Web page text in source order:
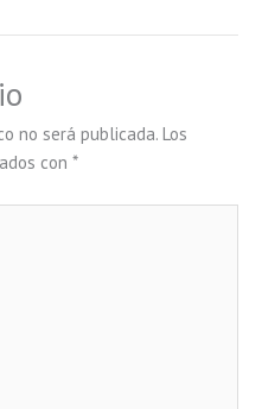
no será publicada. Los
con *